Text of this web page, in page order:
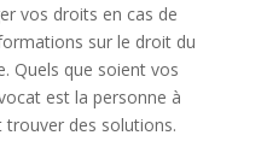
vos droits en cas de
sur le droit du
Quels que soient vos
est la personne à
des solutions.